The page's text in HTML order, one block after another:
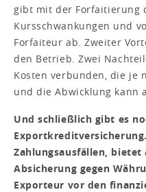
gibt mit der Forfaitierung
Kursschwankungen und
Forfaiteur ab. Zweiter
den Betrieb. Zwei
Kosten verbunden, die je
und die Abwicklung kann
Und schließlich gibt es
Zahlungsausfällen,
Absicherung gegen
Exporteur vor den